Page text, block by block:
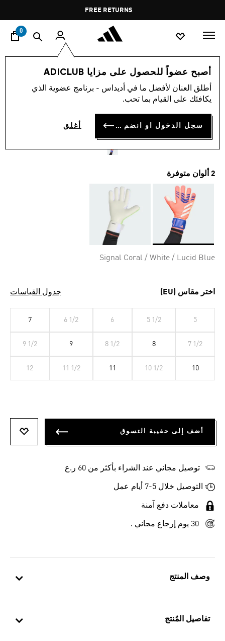
Pause
promotion
rotation
FREE RETURNS
0
أصبح عضواً للحصول على مزايا ADICLUB
أطلق العنان لأفضل ما في أديداس - برنامج عضوية الذي
يكافئك على القيام بما تحب.
سجل الدخول أو انضم الآن أغلق
وصف المنتج
تفاصيل المُنتج
الرياضات كرة القدم إكسسوارات
قفازات حارس مرمى
PREDATOR LEAGUE
OMR 36.75
2 ألوان متوفرة
Signal Coral / White / Lucid Blue
اختر مقاس (EU) جدول القياسات
5
5 1/2
6
6 1/2
7
7 1/2
8
8 1/2
9
9 1/2
10
10 1/2
11
11 1/2
12
أضف إلى حقيبة التسوق
توصيل مجاني عند الشراء بأكثر من 60 ر.ع
التوصيل خلال 5-7 أيام عمل
معاملات دفع آمنة